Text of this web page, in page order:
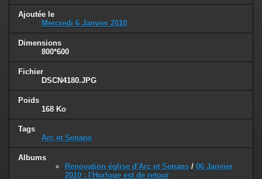
Ajoutée le
Mercredi 6 Janvier 2010
Dimensions
800*600
Fichier
DSCN4180.JPG
Poids
168 Ko
Tags
Arc et Senans
Albums
Renovation église d'Arc et Senans / 06 Janvier
2010 : l'Horloge est de retour